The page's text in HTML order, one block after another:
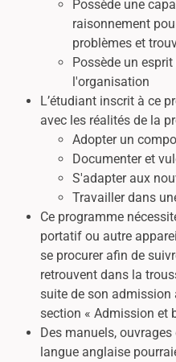
Possède une
raisonnement
problèmes et
Possède un
l'organisation
L’étudiant inscrit à ce
avec les réalités de la
Adopter un
Documenter et
S'adapter aux
Travailler dans
Ce programme
portatif ou autre
se procurer afin de
retrouvent dans la
suite de son admission
section « Admission et
Des manuels,
langue anglaise